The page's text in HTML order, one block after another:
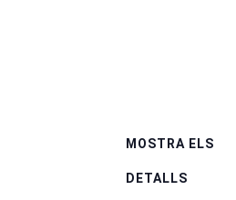
MOSTRA ELS
DETALLS